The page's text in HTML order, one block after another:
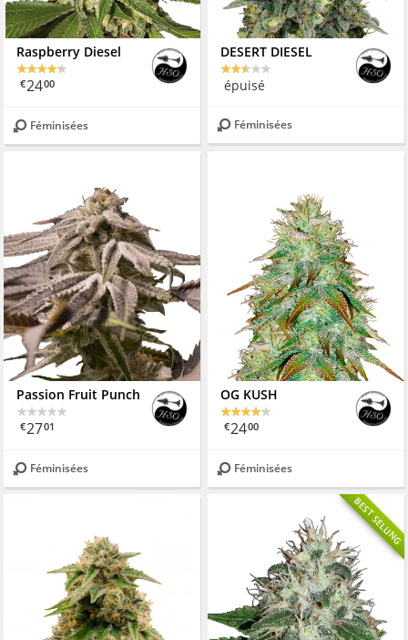
Raspberry Diesel
€2400
Féminisées
DESERT DIESEL
épuisé
Féminisées
Passion Fruit Punch
€2701
Féminisées
OG KUSH
€2400
Féminisées
BEST SELLING